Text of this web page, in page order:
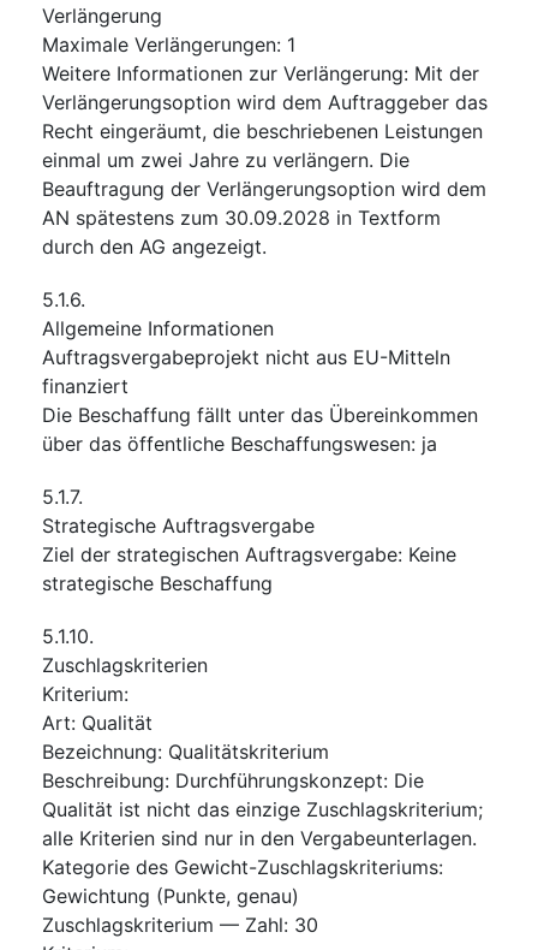
Verlängerung
Maximale Verlängerungen: 1
Weitere Informationen zur Verlängerung: Mit der
Verlängerungsoption wird dem Auftraggeber das
Recht eingeräumt, die beschriebenen Leistungen
einmal um zwei Jahre zu verlängern. Die
Beauftragung der Verlängerungsoption wird dem
AN spätestens zum 30.09.2028 in Textform
durch den AG angezeigt.
5.1.6.
Allgemeine Informationen
Auftragsvergabeprojekt nicht aus EU-Mitteln
finanziert
Die Beschaffung fällt unter das Übereinkommen
über das öffentliche Beschaffungswesen: ja
5.1.7.
Strategische Auftragsvergabe
Ziel der strategischen Auftragsvergabe: Keine
strategische Beschaffung
5.1.10.
Zuschlagskriterien
Kriterium:
Art: Qualität
Bezeichnung: Qualitätskriterium
Beschreibung: Durchführungskonzept: Die
Qualität ist nicht das einzige Zuschlagskriterium;
alle Kriterien sind nur in den Vergabeunterlagen.
Kategorie des Gewicht-Zuschlagskriteriums:
Gewichtung (Punkte, genau)
Zuschlagskriterium — Zahl: 30